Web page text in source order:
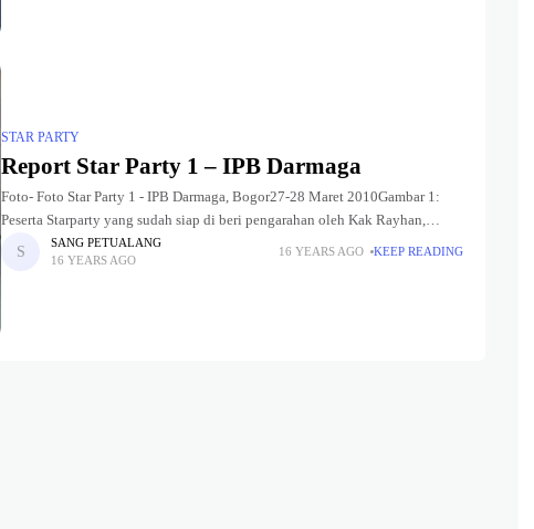
STAR PARTY
Report Star Party 1 – IPB Darmaga
Foto- Foto Star Party 1 - IPB Darmaga, Bogor27-28 Maret 2010Gambar 1:
Peserta Starparty yang sudah siap di beri pengarahan oleh Kak Rayhan,
Personel HAAJGambar 2: Kak Rayhan yang berdiri
SANG PETUALANG
16 YEARS AGO
16 YEARS AGO KEEP READING